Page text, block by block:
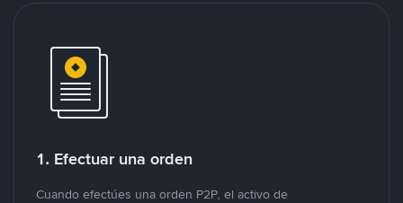
1. Efectuar una orden
Cuando efectúes una orden P2P, el activo de